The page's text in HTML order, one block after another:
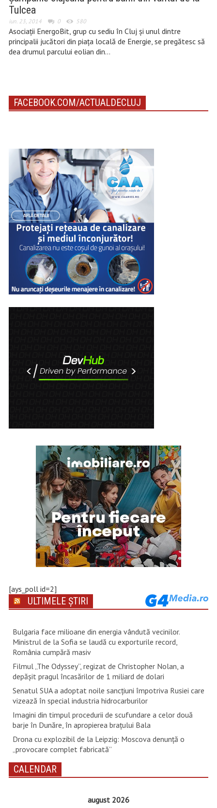
Tulcea
iun. 23, 2014 0 580
Asociații EnergoBit, grup cu sediu în Cluj și unul dintre
principalii jucători din piața locală de Energie, se pregătesc să
dea drumul parcului eolian din…
FACEBOOK.COM/ACTUALDECLUJ
[ays_poll id=2]
ULTIMELE ȘTIRI
Bulgaria face milioane din energia vândută vecinilor.
Ministrul de la Sofia se laudă cu exporturile record,
România cumpără masiv
Filmul „The Odyssey”, regizat de Christopher Nolan, a
depăşit pragul încasărilor de 1 miliard de dolari
Senatul SUA a adoptat noile sancţiuni împotriva Rusiei care
vizează în special industria hidrocarburilor
Imagini din timpul procedurii de scufundare a celor două
barje în Dunăre, în apropierea brațului Bala
Drona cu explozibil de la Leipzig: Moscova denunţă o
„provocare complet fabricată”
CALENDAR
august 2026